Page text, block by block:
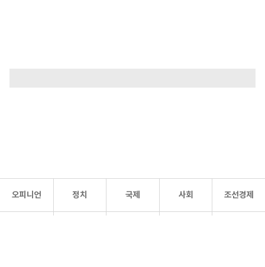
오피니언 정치 국제 사회 조선경제